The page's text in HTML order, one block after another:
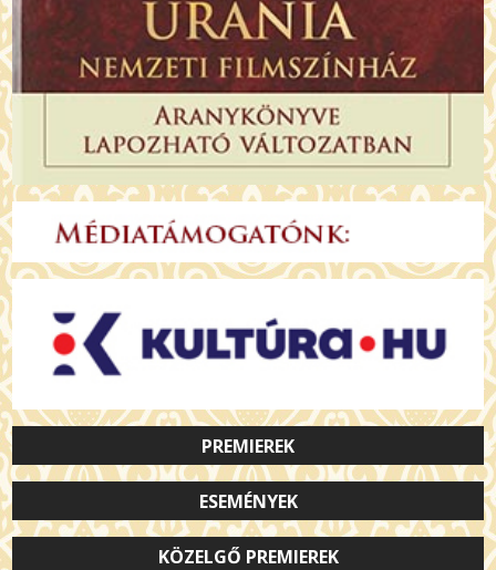
PREMIEREK
ESEMÉNYEK
KÖZELGŐ PREMIEREK